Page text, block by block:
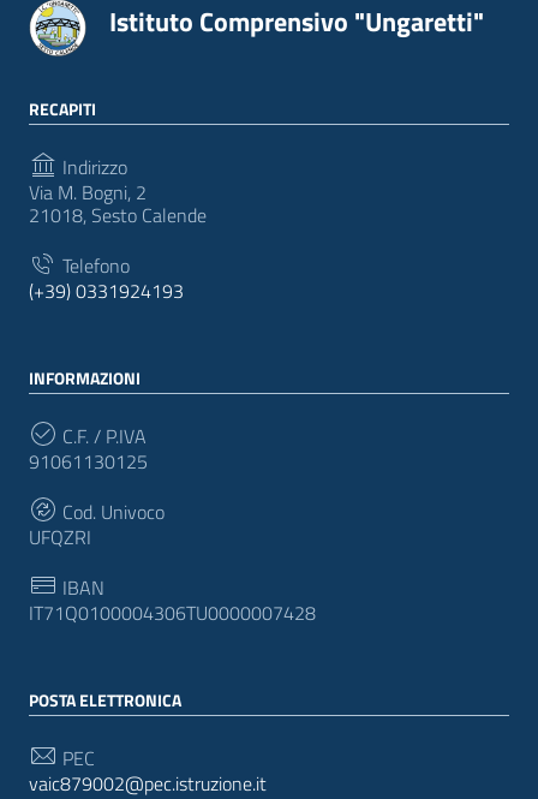
Istituto Comprensivo "Ungaretti"
RECAPITI
Indirizzo
Via M. Bogni, 2
21018, Sesto Calende
Telefono
(+39) 0331924193
INFORMAZIONI
C.F. / P.IVA
91061130125
Cod. Univoco
UFQZRI
IBAN
IT71Q0100004306TU0000007428
POSTA ELETTRONICA
PEC
vaic879002@pec.istruzione.it